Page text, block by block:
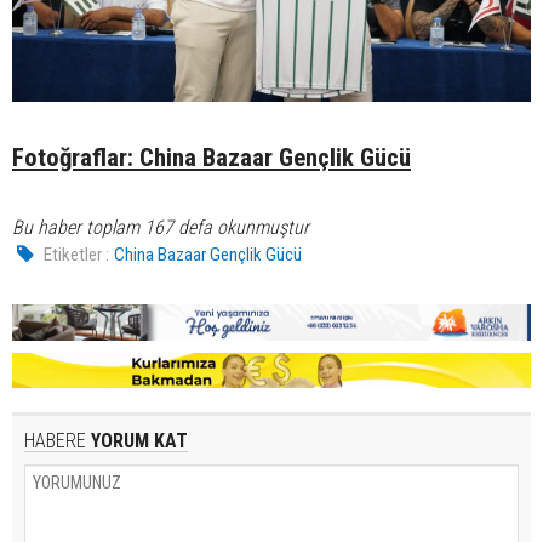
Fotoğraflar: China Bazaar Gençlik Gücü
Bu haber toplam 167 defa okunmuştur
Etiketler : China Bazaar Gençlik Gücü
HABERE YORUM KAT